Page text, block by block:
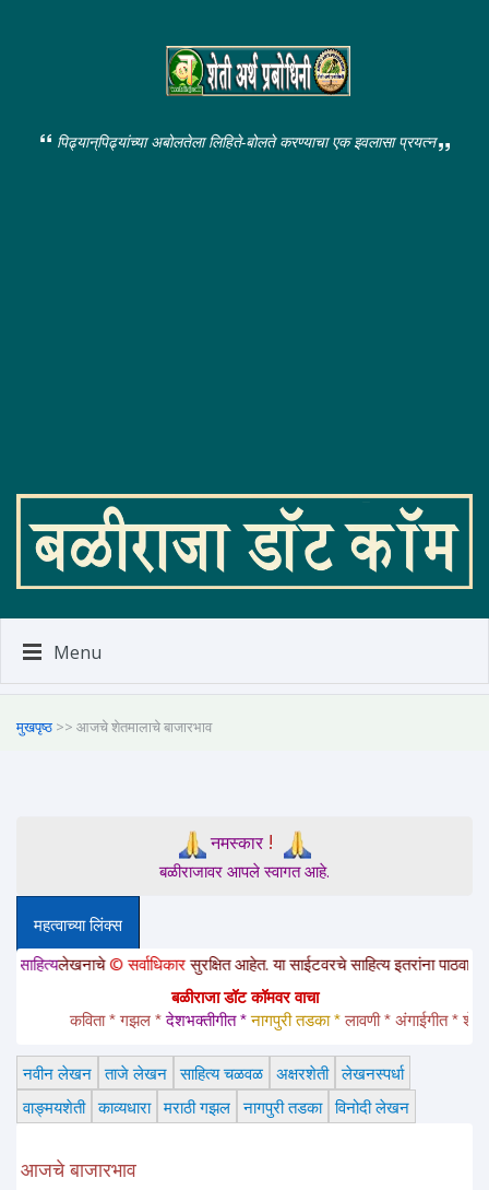
पिढ्यान्‌पिढ्यांच्या अबोलतेला लिहिते-बोलते करण्याचा एक इवलासा प्रयत्न
Menu
मुखपृष्ठ >> आजचे शेतमालाचे बाजारभाव
नमस्कार!
बळीराजावर आपले स्वागत आहे.
महत्वाच्या लिंक्स
© सर्वाधिकारसुरक्षित आहेत. या साईटवरचे साहित्य इतरांना पाठवायचे असल्यास
बळीराजा डॉट कॉमवर वाचा
कविता * गझल * देशभक्तीगीत * नागपुरी तडका * लावणी * अंगाईगीत *
नवीन लेखन ताजे लेखन साहित्य चळवळ अक्षरशेती लेखनस्पर्धा
वाङ्मयशेती काव्यधारा मराठी गझल नागपुरी तडका विनोदी लेखन
आजचे बाजारभाव